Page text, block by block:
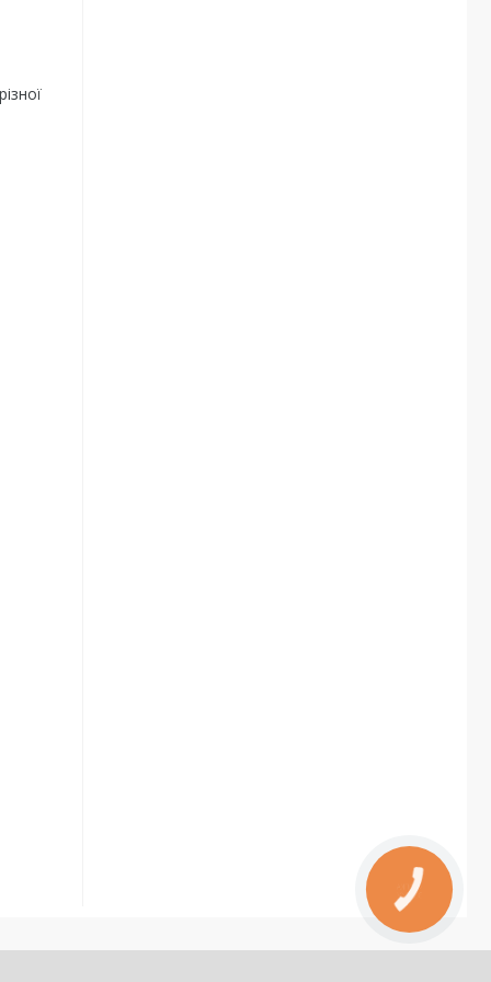
КНОПКА
ЗВ'ЯЗКУ